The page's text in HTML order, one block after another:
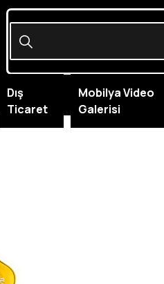
Dış
Ticaret
Mobilya Video
Galerisi